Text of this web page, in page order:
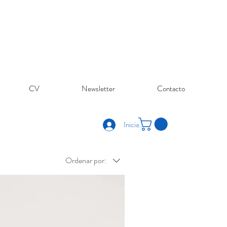
CV Newsletter Contacto
Iniciar sesión
Ordenar por: